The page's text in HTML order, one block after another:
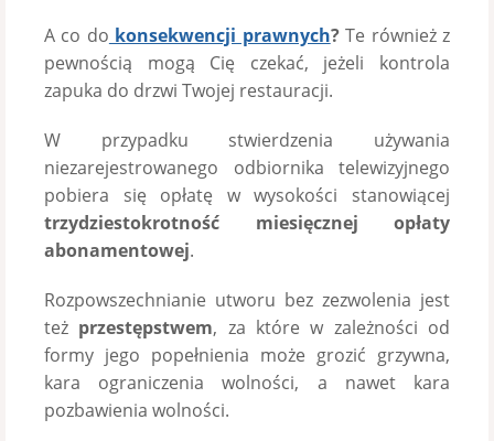
A co do konsekwencji prawnych?Te również z
pewnością mogą Cię czekać, jeżeli kontrola
zapuka do drzwi Twojej restauracji.
W przypadku stwierdzenia używania
niezarejestrowanego odbiornika telewizyjnego
pobiera się opłatę w wysokości stanowiącej
trzydziestokrotność miesięcznej opłaty
abonamentowej.
Rozpowszechnianie utworu bez zezwolenia jest
też przestępstwem, za które w zależności od
formy jego popełnienia może grozić grzywna,
kara ograniczenia wolności, a nawet kara
pozbawienia wolności.